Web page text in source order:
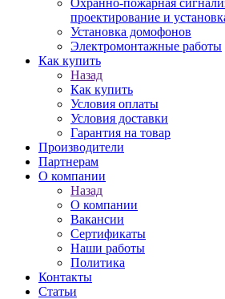
Охранно-пожарная
проектирование и
Установка домофонов
Электромонтажные работы
Как купить
Назад
Как купить
Условия оплаты
Условия доставки
Гарантия на товар
Производители
Партнерам
О компании
Назад
О компании
Вакансии
Сертификаты
Наши работы
Политика
Контакты
Статьи